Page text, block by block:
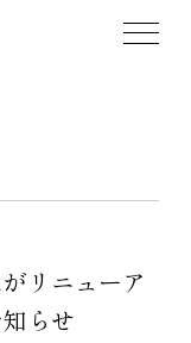
リニューア
らせ